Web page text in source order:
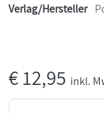
Verlag/Hersteller
€12,95 inkl.